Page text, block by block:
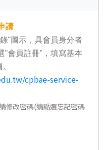
請
"圖示，具會員身分者
"會員註冊"，填寫基本
cpbae-service-
修改密碼(請點選忘記密碼